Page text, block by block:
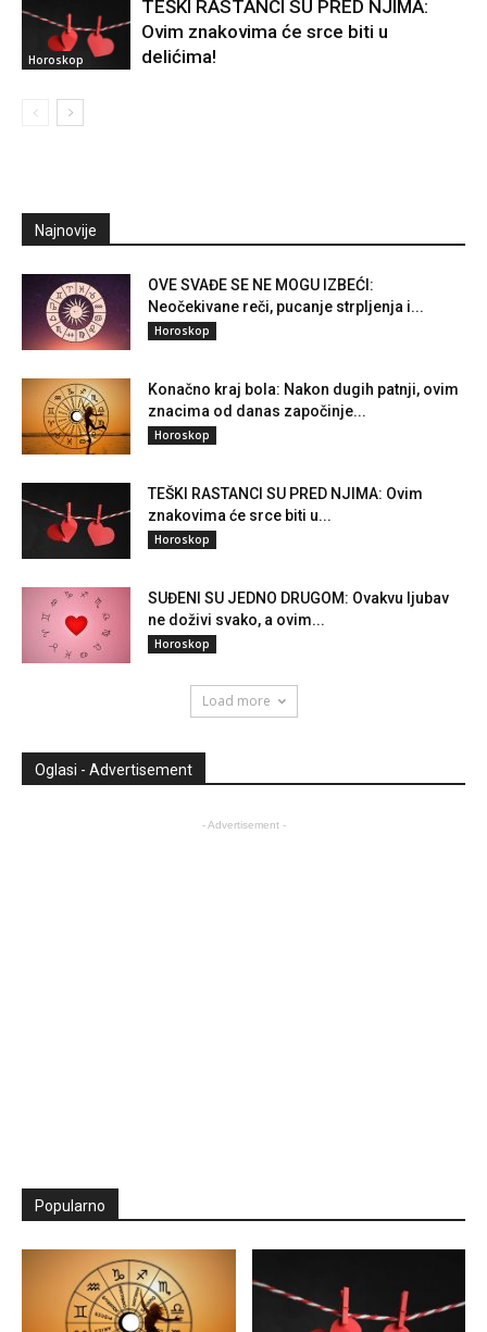
Horoskop
TEŠKI RASTANCI SU PRED NJIMA:
Ovim znakovima će srce biti u
delićima!
Najnovije
OVE SVAĐE SE NE MOGU IZBEĆI:
Neočekivane reči, pucanje strpljenja i...
Horoskop
Konačno kraj bola: Nakon dugih patnji, ovim
znacima od danas započinje...
Horoskop
TEŠKI RASTANCI SU PRED NJIMA: Ovim
znakovima će srce biti u...
Horoskop
SUĐENI SU JEDNO DRUGOM: Ovakvu ljubav
ne doživi svako, a ovim...
Horoskop
Load more
Oglasi - Advertisement
- Advertisement -
Popularno